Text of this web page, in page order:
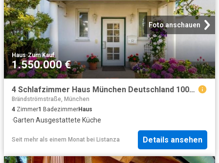
Foto anschauen
Haus·Zum Kauf
1.550.000 €
4 Schlafzimmer Haus München Deutschland 100450274
Brändströmstraße, München
4 Zimmer1 BadezimmerHaus
·Garten·Ausgestattete Küche
Seit mehr als einem Monat bei Listanza Details ansehen